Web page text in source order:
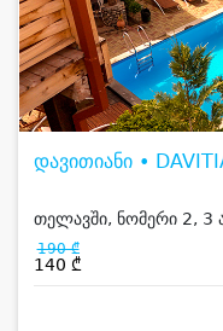
დავითიანი •
თელავში, ნომერი 2, 3
190 ₾
140 ₾